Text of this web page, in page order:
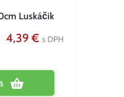
Luskáčik
4,39 €s DPH